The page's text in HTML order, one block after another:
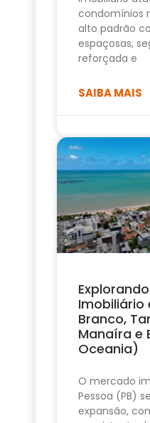
condomínios
alto padrão
espaçosas,
reforçada e
SAIBA MAIS
Imobiliário
Branco,
Manaíra e
Oceania)
O mercado
Pessoa (PB)
expansão,